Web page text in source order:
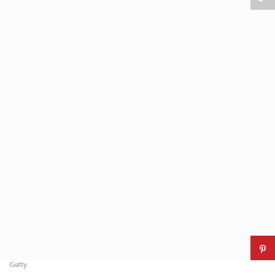
Getty